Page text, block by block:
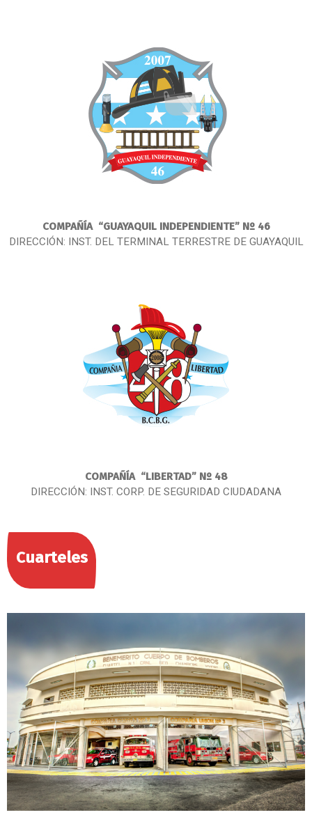
COMPAÑÍA “GUAYAQUIL INDEPENDIENTE” Nº 46
DIRECCIÓN: INST. DEL TERMINAL TERRESTRE DE GUAYAQUIL
COMPAÑÍA “LIBERTAD” Nº 48
DIRECCIÓN: INST. CORP. DE SEGURIDAD CIUDADANA
Cuarteles